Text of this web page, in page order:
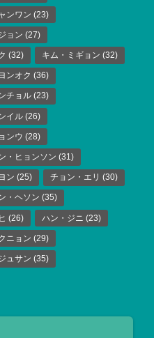
ンワン (23)
ョン (27)
(32) キム・ミギョン (32)
ンオク (36)
チョル (23)
イル (26)
ンウ (28)
・ヒョンソン (31)
ン (25) チョン・エリ (30)
・ヘソン (35)
(26) ハン・ジニ (23)
ニョン (29)
ュサン (35)